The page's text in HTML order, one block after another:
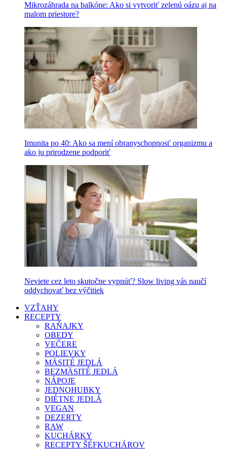
Mikrozáhrada na balkóne: Ako si vytvoriť zelenú oázu aj na
malom priestore?
Imunita po 40: Ako sa mení obranyschopnosť organizmu a
ako ju prirodzene podporiť
Neviete cez leto skutočne vypnúť? Slow living vás naučí
oddychovať bez výčitiek
VZŤAHY
RECEPTY
RAŇAJKY
OBEDY
VEČERE
POLIEVKY
MÄSITÉ JEDLÁ
BEZMÄSITÉ JEDLÁ
NÁPOJE
JEDNOHUBKY
DIÉTNE JEDLÁ
VEGAN
DEZERTY
RAW
KUCHÁRKY
RECEPTY ŠÉFKUCHÁROV